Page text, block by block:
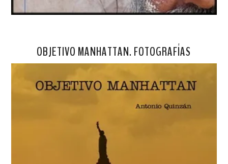
OBJETIVO MANHATTAN. FOTOGRAFÍAS